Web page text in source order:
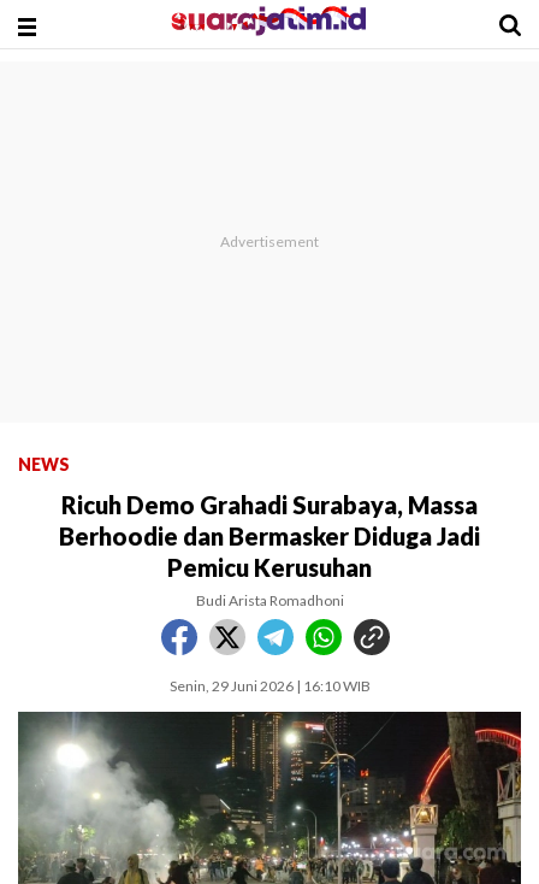
NEWS
Ricuh Demo Grahadi Surabaya, Massa
Berhoodie dan Bermasker Diduga Jadi
Pemicu Kerusuhan
Budi Arista Romadhoni
Senin, 29 Juni 2026 | 16:10 WIB